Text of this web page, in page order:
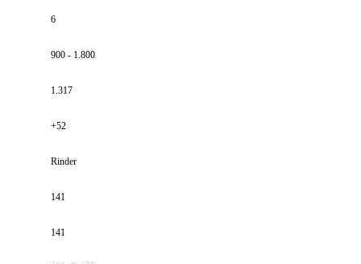
6
900 - 1.800
1.317
+52
Rinder
141
141